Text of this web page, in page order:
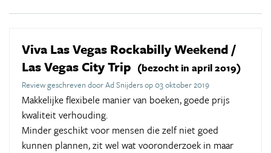
Viva Las Vegas Rockabilly Weekend /
Las Vegas City Trip (bezocht in april 2019)
Review geschreven door Ad Snijders op 03 oktober 2019
Makkelijke flexibele manier van boeken, goede prijs
kwaliteit verhouding.
Minder geschikt voor mensen die zelf niet goed
kunnen plannen, zit wel wat vooronderzoek in maar